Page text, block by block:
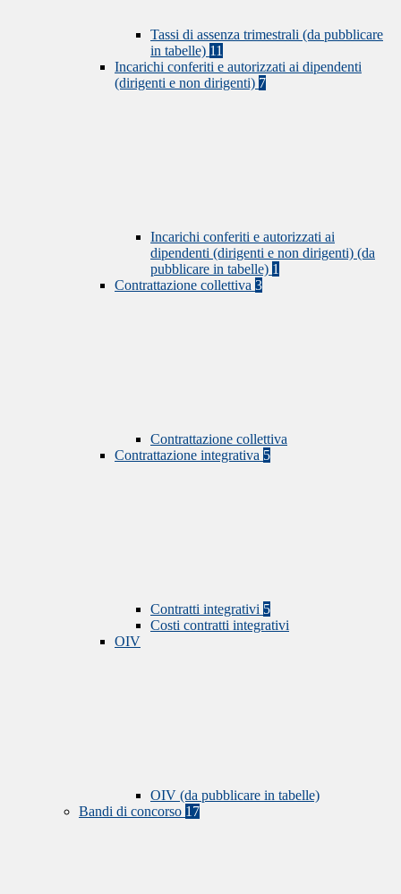
Tassi di assenza trimestrali (da pubblicare
in tabelle) 11
Incarichi conferiti e autorizzati ai dipendenti
(dirigenti e non dirigenti) 7
Incarichi conferiti e autorizzati ai
dipendenti (dirigenti e non dirigenti) (da
pubblicare in tabelle) 1
Contrattazione collettiva 3
Contrattazione collettiva
Contrattazione integrativa 5
Contratti integrativi 5
Costi contratti integrativi
OIV
OIV (da pubblicare in tabelle)
Bandi di concorso 17